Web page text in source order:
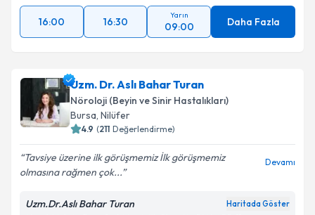
16:00 16:30
Yarın
09:00 Daha Fazla
Uzm. Dr. Aslı Bahar Turan
Nöroloji (Beyin ve Sinir Hastalıkları)
Bursa, Nilüfer
4.9 (211 Değerlendirme)
Tavsiye üzerine ilk görüşmemiz İlk görüşmemiz
olmasına rağmen çok...
Devamı
Uzm.Dr.Aslı Bahar Turan Haritada Göster